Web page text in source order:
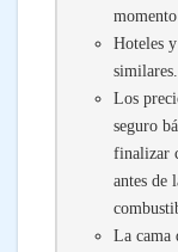
Hoteles
similares.
Los
seguro
finalizar
antes de
La cama